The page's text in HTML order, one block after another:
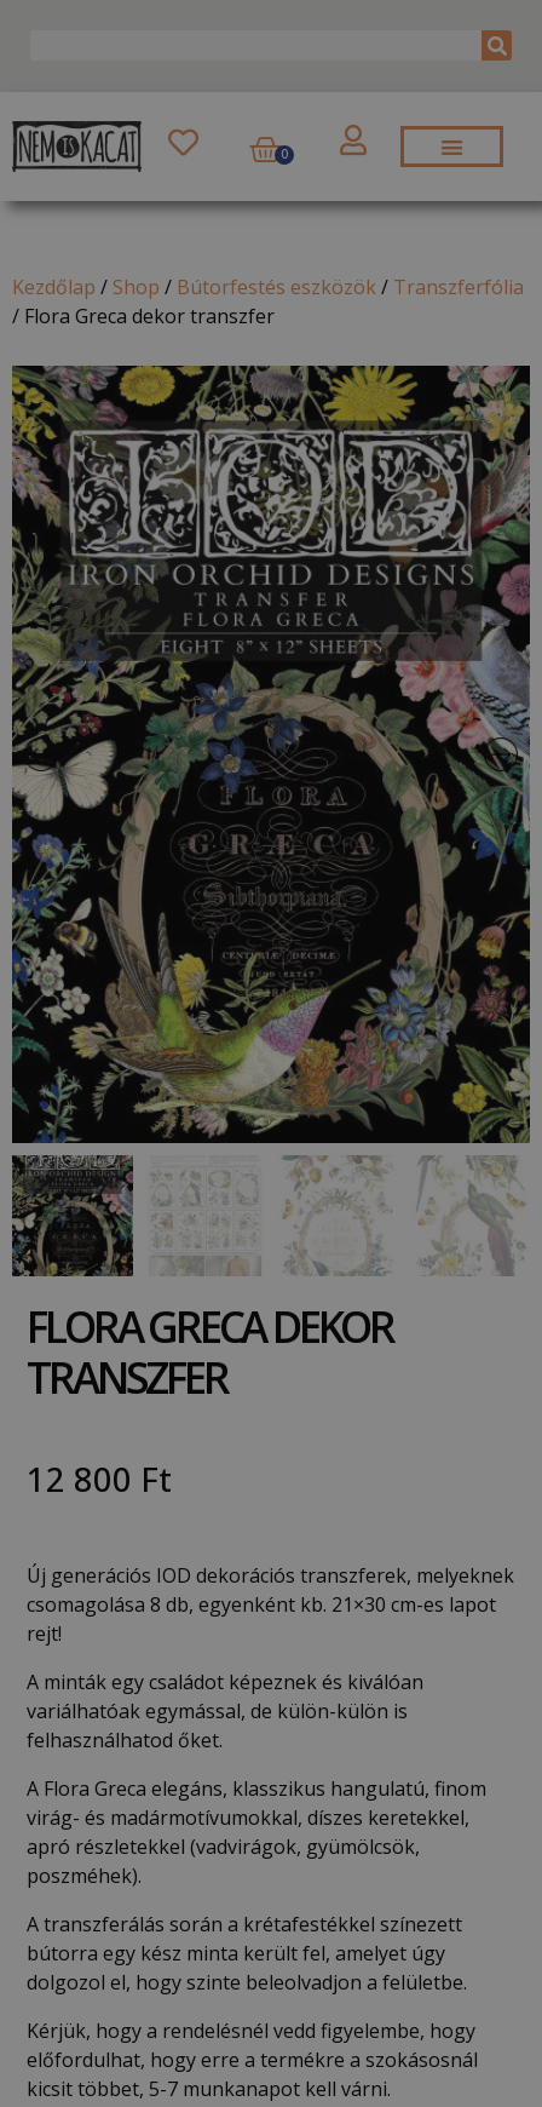
0
Kezdőlap / Shop / Bútorfestés eszközök/ Transzferfólia
/ Flora Greca dekor transzfer
FLORA GRECA DEKOR
TRANSZFER
12 800 Ft
Új generációs IOD dekorációs transzferek, melyeknek
csomagolása 8 db, egyenként kb. 21×30 cm-es lapot
rejt!
A minták egy családot képeznek és kiválóan
variálhatóak egymással, de külön-külön is
felhasználhatod őket.
A Flora Greca elegáns, klasszikus hangulatú, finom
virág- és madármotívumokkal, díszes keretekkel,
apró részletekkel (vadvirágok, gyümölcsök,
poszméhek).
A transzferálás során a krétafestékkel színezett
bútorra egy kész minta került fel, amelyet úgy
dolgozol el, hogy szinte beleolvadjon a felületbe.
Kérjük, hogy a rendelésnél vedd figyelembe, hogy
előfordulhat, hogy erre a termékre a szokásosnál
kicsit többet, 5-7 munkanapot kell várni.